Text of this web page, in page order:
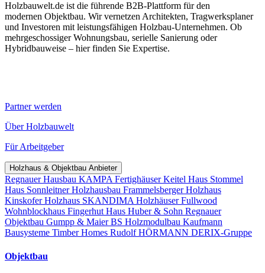
Holzbauwelt.de ist die führende B2B-Plattform für den
modernen Objektbau. Wir vernetzen Architekten, Tragwerksplaner
und Investoren mit leistungsfähigen Holzbau-Unternehmen. Ob
mehrgeschossiger Wohnungsbau, serielle Sanierung oder
Hybridbauweise – hier finden Sie Expertise.
Partner werden
Über Holzbauwelt
Für Arbeitgeber
Holzhaus & Objektbau Anbieter
Regnauer Hausbau KAMPA FertighäuserKeitel Haus Stommel
Haus Sonnleitner Holzhausbau Frammelsberger Holzhaus
Kinskofer Holzhaus SKANDIMA HolzhäuserFullwood
Wohnblockhaus Fingerhut Haus Huber & Sohn Regnauer
Objektbau Gumpp & MaierBS Holzmodulbau Kaufmann
Bausysteme Timber Homes Rudolf HÖRMANN DERIX-Gruppe
Objektbau